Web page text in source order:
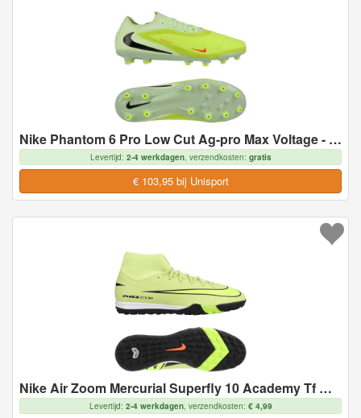
Nike Phantom 6 Pro Low Cut Ag-pro Max Voltage - Geel/zwart/oranje - Kunstgras (Ag), maat 45
Levertijd: 2-4 werkdagen, verzendkosten: gratis
€ 103,95 bij Unisport
Nike Air Zoom Mercurial Superfly 10 Academy Tf Max Voltage - Geel/neon/oranje - Turf (Tf), maat 44
Levertijd: 2-4 werkdagen, verzendkosten: € 4,99